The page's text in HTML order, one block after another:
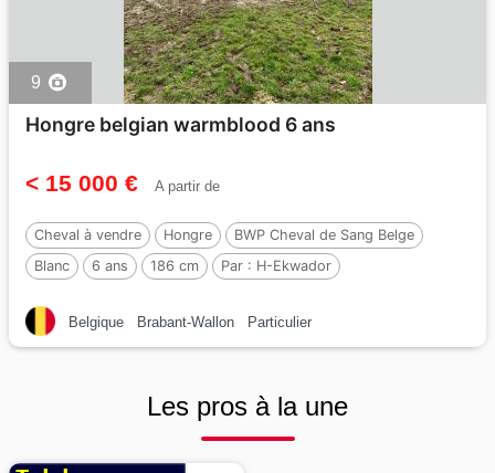
9
Hongre belgian warmblood 6 ans
< 15 000 € A partir de
Cheval à vendre Hongre
BWP Cheval de Sang Belge
Blanc
6 ans 186 cm Par : H-Ekwador
Belgique Brabant-Wallon Particulier
Les pros à la une